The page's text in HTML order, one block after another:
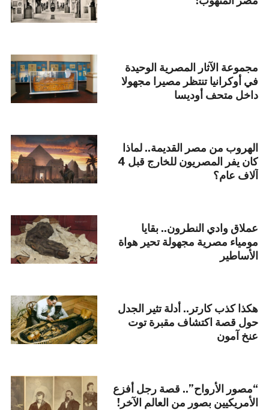
مجموعة الآثار المصرية الوحيدة
في أوكرانيا تنتظر مصيرا مجهولا
داخل متحف أوديسا
الهروب من مصر القديمة.. لماذا
كان يفر المصريون للخارج قبل 4
آلاف عام؟
عملاق وادي النطرون.. بقايا
مومياء مصرية مجهولة تحير هواة
الأساطير
هكذا كذب كارتر.. أدلة تثير الجدل
حول قصة اكتشاف مقبرة توت
عنخ آمون
“مصور الأرواح”.. قصة رجل أفزع
الأمريكيين بصور من العالم الآخر!